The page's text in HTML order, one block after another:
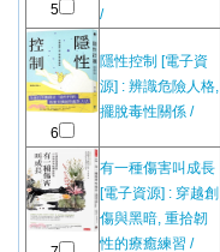
5
/
6
隱性控制 [電子資
源] : 辨識危險人格,
擺脫毒性關係 /
有一種傷害叫成長
[電子資源] : 穿越創
傷與黑暗, 重拾韌
性的療癒練習 /